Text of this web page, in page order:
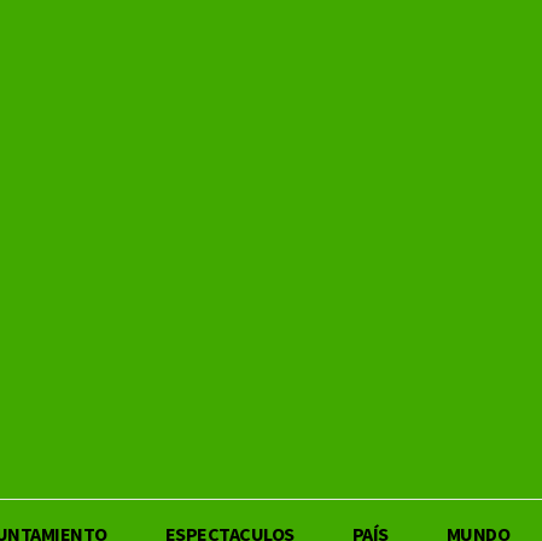
ESPECTACULOS PAÍS MUNDO